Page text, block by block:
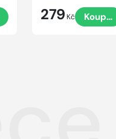
279 Kč Koupit